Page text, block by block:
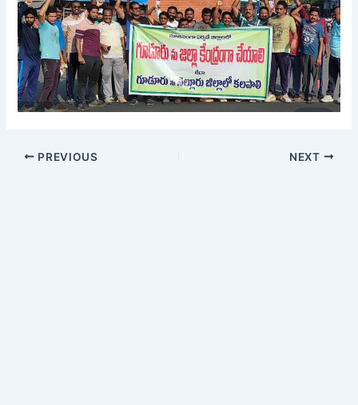
PREVIOUS NEXT